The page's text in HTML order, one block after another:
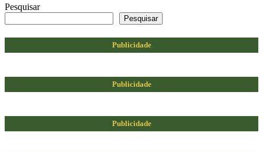
Pesquisar
Pesquisar
Publicidade
Publicidade
Publicidade